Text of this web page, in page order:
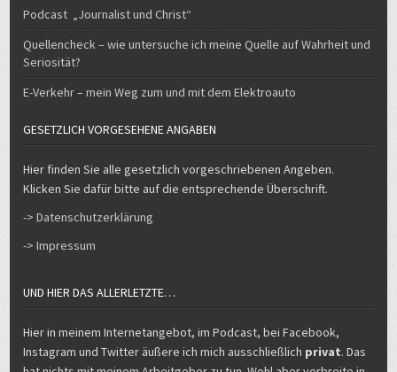
Podcast „Journalist und Christ“
Quellencheck – wie untersuche ich meine Quelle auf Wahrheit und
Seriosität?
E-Verkehr – mein Weg zum und mit dem Elektroauto
GESETZLICH VORGESEHENE ANGABEN
Hier finden Sie alle gesetzlich vorgeschriebenen Angeben.
Klicken Sie dafür bitte auf die entsprechende Überschrift.
-> Datenschutzerklärung
-> Impressum
UND HIER DAS ALLERLETZTE…
Hier in meinem Internetangebot, im Podcast, bei Facebook,
Instagram und Twitter äußere ich mich ausschließlich privat. Das